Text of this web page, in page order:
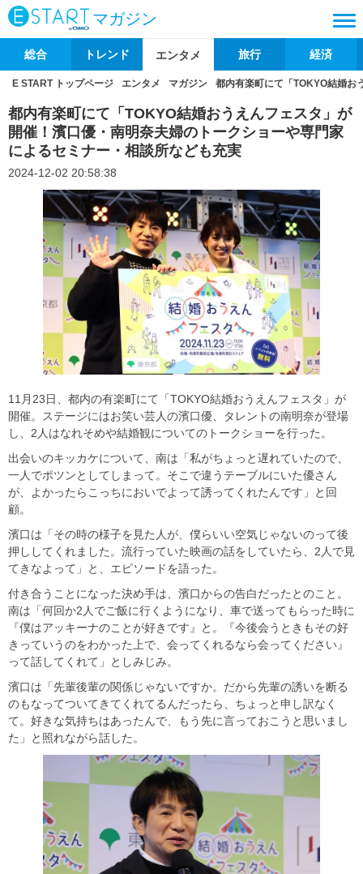
マガジン
総合 トレンド エンタメ 旅行 経済
E START トップページ エンタメ マガジン 都内有楽町にて「TOKYO結婚お
都内有楽町にて「TOKYO結婚おうえんフェスタ」が
開催！濱口優・南明奈夫婦のトークショーや専門家
によるセミナー・相談所なども充実
2024-12-02 20:58:38
11月23日、都内の有楽町にて「TOKYO結婚おうえんフェスタ」が
開催。ステージにはお笑い芸人の濱口優、タレントの南明奈が登場
し、2人はなれそめや結婚観についてのトークショーを行った。
出会いのキッカケについて、南は「私がちょっと遅れていたので、
一人でポツンとしてしまって。そこで違うテーブルにいた優さん
が、よかったらこっちにおいでよって誘ってくれたんです」と回
顧。
濱口は「その時の様子を見た人が、僕らいい空気じゃないのって後
押ししてくれました。流行っていた映画の話をしていたら、2人で見
てきなよって」と、エピソードを語った。
付き合うことになった決め手は、濱口からの告白だったとのこと。
南は「何回か2人でご飯に行くようになり、車で送ってもらった時に
『僕はアッキーナのことが好きです』と。『今後会うときもその好
きっていうのをわかった上で、会ってくれるなら会ってください』
って話してくれて」としみじみ。
濱口は「先輩後輩の関係じゃないですか。だから先輩の誘いを断る
のもなってついてきてくれてるんだったら、ちょっと申し訳なく
て。好きな気持ちはあったんで、もう先に言っておこうと思いまし
た」と照れながら話した。